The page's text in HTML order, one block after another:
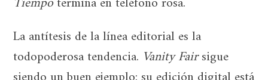
La antítesis de la línea editorial es la
todopoderosa tendencia. Vanity Fairsigue